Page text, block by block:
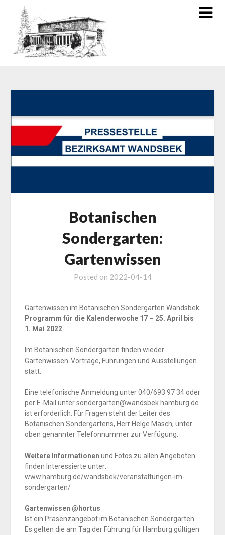
Botanischen
Sondergarten:
Gartenwissen
Posted on 2022-04-14
Gartenwissen im Botanischen Sondergarten Wandsbek
Programm für die Kalenderwoche 17 – 25. April bis
1. Mai 2022
Im Botanischen Sondergarten finden wieder
Gartenwissen-Vorträge, Führungen und Ausstellungen
statt.
Eine telefonische Anmeldung unter 040/693 97 34 oder
per E-Mail unter sondergarten@wandsbek.hamburg.de
ist erforderlich. Für Fragen steht der Leiter des
Botanischen Sondergartens, Herr Helge Masch, unter
oben genannter Telefonnummer zur Verfügung.
Weitere Informationen und Fotos zu allen Angeboten
finden Interessierte unter:
www.hamburg.de/wandsbek/veranstaltungen-im-
sondergarten/
Gartenwissen @hortus
Ist ein Präsenzangebot im Botanischen Sondergarten.
Es gelten die am Tag der Führung für Hamburg gültigen